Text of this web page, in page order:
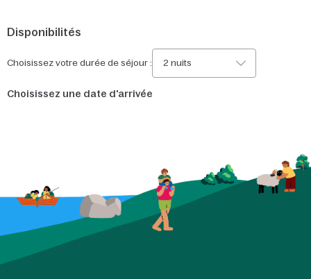
Disponibilités
Choisissez votre durée de séjour : 2 nuits
Choisissez une date d'arrivée